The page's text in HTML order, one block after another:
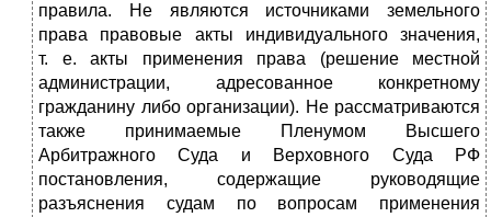
правила. Не являются источниками земельного
права правовые акты индивидуального значения,
т. е. акты применения права (решение местной
администрации, адресованное конкретному
гражданину либо организации). Не рассматриваются
также принимаемые Пленумом Высшего
Арбитражного Суда и Верховного Суда РФ
постановления, содержащие руководящие
разъяснения судам по вопросам применения